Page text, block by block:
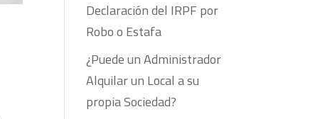
Declaración del IRPF por
Robo o Estafa
¿Puede un Administrador
Alquilar un Local a su
propia Sociedad?